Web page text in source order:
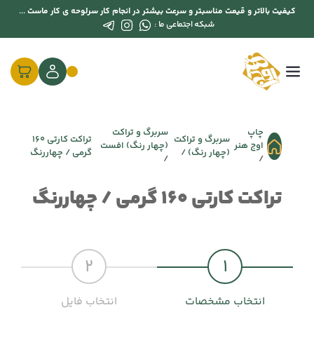
کیفیت بالاتر و قیمت مناسبتر و سرعت بیشتر در انجام کار سرلوحه ی کار ماست ...
شبکه اجتماعی ما :
چاپ
اوج هنر سربرگ و تراکت
(چهار رنگ)
سربرگ و تراکت
(چهار رنگ) افست
تراکت کارتی 160
گرمی / چهاررنگ
تراکت کارتی 160 گرمی / چهاررنگ
1
انتخاب مشخصات
2
انتخاب فایل